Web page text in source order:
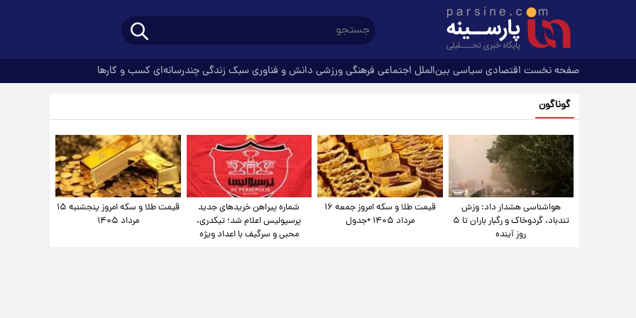
صفحه نخست اقتصادی سیاسی بین‌الملل اجتماعی فرهنگیورزشی دانش و فناوری سبک زندگیچندرسانه‌ای کسب و کارها
گوناگون
هواشناسی هشدار داد: وزش
تندباد، گردوخاک و رگبار باران تا ۵
روز آینده
قیمت طلا و سکه امروز جمعه ۱۶
مرداد ۱۴۰۵ +جدول
شماره پیراهن خریدهای جدید
پرسپولیس اعلام شد؛ تیکدری،
محبی و سرگیف با اعداد ویژه
قیمت طلا و سکه امروز پنجشنبه ۱۵
مرداد ۱۴۰۵